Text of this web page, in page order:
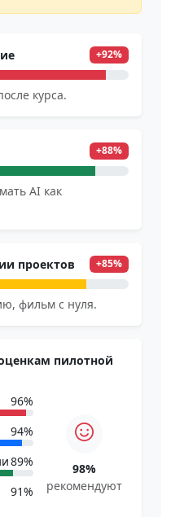
+92%
курса.
+88%
AI как
проектов +85%
фильм с нуля.
пилотной
96%
94%
89%
91%
98%
рекомендуют